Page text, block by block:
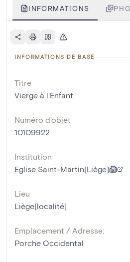
INFORMATIONS
INFORMATIONS DE BASE
Titre
Vierge à l'Enfant
Numéro d'objet
10109922
Institution
Eglise Saint-Martin[Liège]
Lieu
Liège[localité]
Emplacement / Adresse:
Porche Occidental